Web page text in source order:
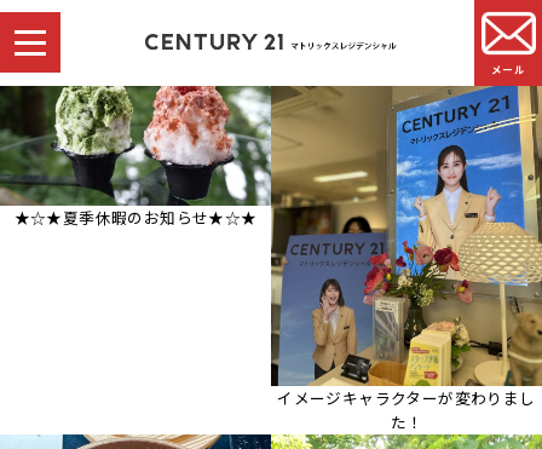
メール
★☆★夏季休暇のお知らせ★☆★
イメージキャラクターが変わりまし
た！